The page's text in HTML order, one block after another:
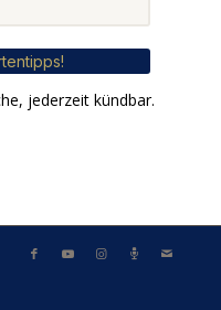
jederzeit kündbar.